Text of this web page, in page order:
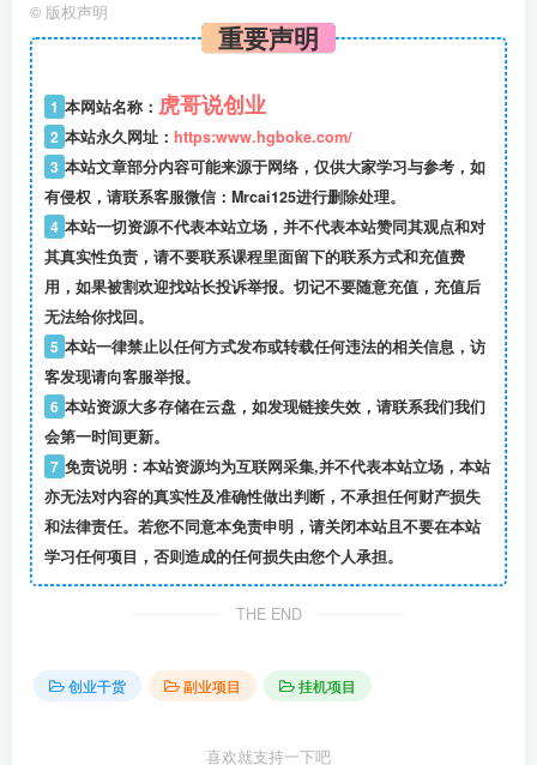
© 版权声明
重要声明
1 本网站名称： 虎哥说创业
2 本站永久网址： https:www.hgboke.com/
3 本站文章部分内容可能来源于网络，仅供大家学习与参考，如
有侵权，请联系客服微信：Mrcai125进行删除处理。
4 本站一切资源不代表本站立场，并不代表本站赞同其观点和对
其真实性负责，请不要联系课程里面留下的联系方式和充值费
用，如果被割欢迎找站长投诉举报。切记不要随意充值，充值后
无法给你找回。
5 本站一律禁止以任何方式发布或转载任何违法的相关信息，访
客发现请向客服举报。
6 本站资源大多存储在云盘，如发现链接失效，请联系我们我们
会第一时间更新。
7 免责说明：本站资源均为互联网采集,并不代表本站立场，本站
亦无法对内容的真实性及准确性做出判断，不承担任何财产损失
和法律责任。若您不同意本免责申明，请关闭本站且不要在本站
学习任何项目，否则造成的任何损失由您个人承担。
THE END
创业干货 副业项目 挂机项目
喜欢就支持一下吧